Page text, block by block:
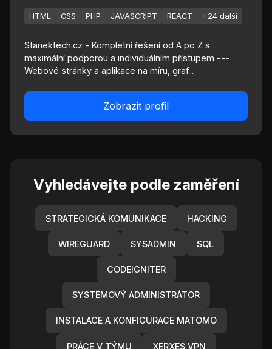
HTML CSS PHP JAVASCRIPT REACT +24 další
Stanektech.cz - Kompletní řešení od A po Z s
maximální podporou a individuálním přístupem ---
Webové stránky a aplikace na míru, graf...
Zobrazit profil
Vyhledávejte podle zaměření
STRATEGICKÁ KOMUNIKACE HACKING
WIREGUARD SYSADMIN SQL
CODEIGNITER
SYSTÉMOVÝ ADMINISTRÁTOR
INSTALACE A KONFIGURACE MATOMO
PRÁCE V TÝMU XERXES VPN